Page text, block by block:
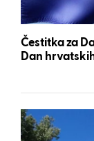
Čestitka za
Dan